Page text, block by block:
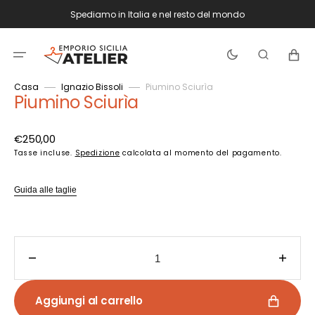
direttamente
ai
contenuti
Spediamo in Italia e nel resto del mondo
Carrello
Casa Ignazio Bissoli Piumino Sciurìa
Piumino Sciurìa
Prezzo
di
€250,00
Tasse incluse. Spedizione calcolata al momento del pagamento.
Guida alle taglie
quantità
per
Piumino
per
Aggiungi al carrello